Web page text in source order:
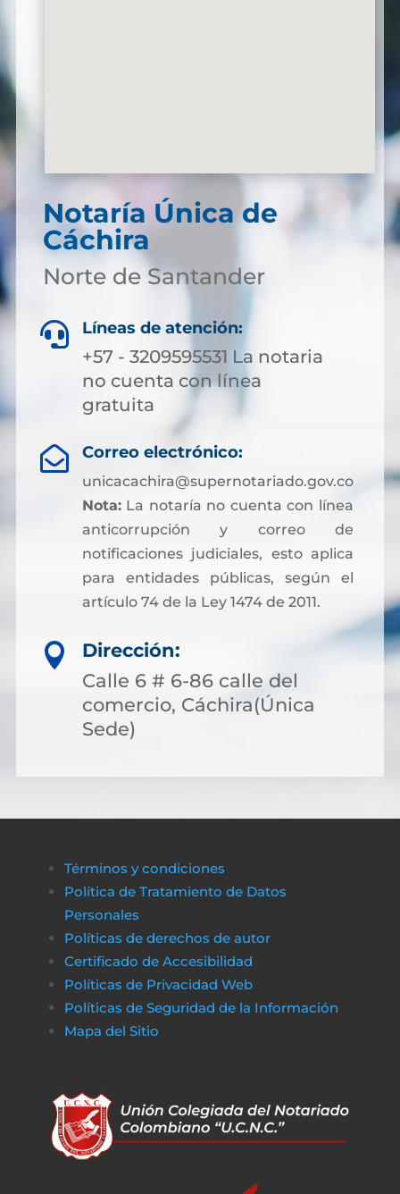
Notaría Única de
Cáchira
Norte de Santander
 Líneas de atención:
+57 - 3209595531 La notaria
no cuenta con línea
gratuita
 Correo electrónico:
unicacachira@supernotariado.gov.co
Nota:La notaría no cuenta con línea
anticorrupción y correo de
notificaciones judiciales, esto aplica
para entidades públicas, según el
artículo 74 de la Ley 1474 de 2011.

Dirección:
Calle 6 # 6-86 calle del
comercio, Cáchira(Única
Sede)
Términos y condiciones
Política de Tratamiento de Datos
Personales
Políticas de derechos de autor
Certificado de Accesibilidad
Políticas de Privacidad Web
Políticas de Seguridad de la Información
Mapa del Sitio